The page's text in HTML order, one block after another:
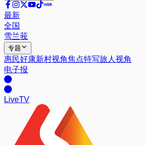
最新
全国
雪兰莪
专题
惠民好康新村视角焦点特写旅人视角
电子报
LiveTV